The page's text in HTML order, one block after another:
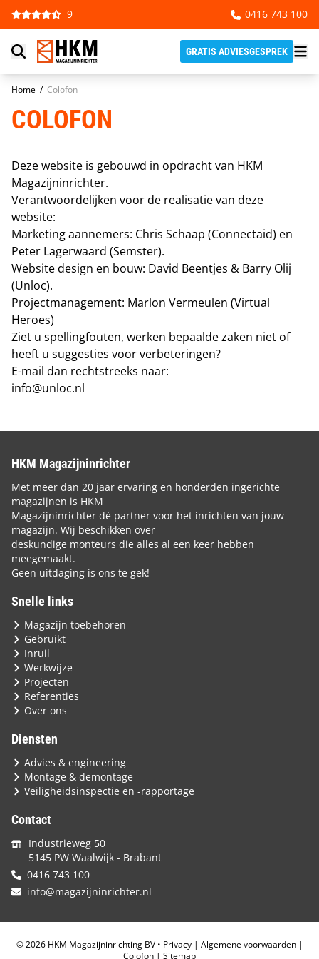
Ga naar de inhoud
9 0416 743 100
GRATIS ADVIESGESPREK
Home / Colofon
COLOFON
Deze website is gebouwd in opdracht van HKM
Magazijninrichter.
Verantwoordelijken voor de realisatie van deze
website:
Marketing aannemers: Chris Schaap (Connectaid) en
Peter Lagerwaard (Semster).
Website design en bouw: David Beentjes & Barry Olij
(Unloc).
Projectmanagement: Marlon Vermeulen (Virtual
Heroes)
Ziet u spellingfouten, werken bepaalde zaken niet of
heeft u suggesties voor verbeteringen?
E-mail dan rechtstreeks naar:
info@unloc.nl
HKM Magazijninrichter
Met meer dan 20 jaar ervaring en honderden ingerichte
magazijnen is HKM
Magazijninrichter dé partner voor het inrichten van jouw
magazijn. Wij beschikken over
deskundige monteurs die alles al een keer hebben
meegemaakt.
Geen uitdaging is ons te gek!
Snelle links
Magazijn toebehoren
Gebruikt
Inruil
Werkwijze
Projecten
Referenties
Over ons
Diensten
Advies & engineering
Montage & demontage
Veiligheidsinspectie en -rapportage
Contact
Industrieweg 50
5145 PW Waalwijk - Brabant
0416 743 100
info@magazijninrichter.nl
© 2026 HKM Magazijninrichting BV • Privacy| Algemene voorwaarden|
Colofon | Sitemap